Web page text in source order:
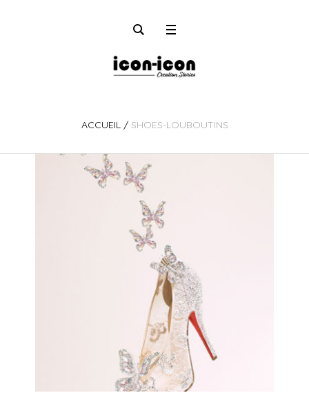
ACCUEIL / SHOES-LOUBOUTINS